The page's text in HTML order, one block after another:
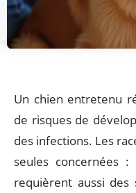
Un chien entretenu
de risques de
des infections. Les
seules concernées
requièrent aussi